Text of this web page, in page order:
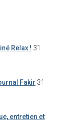
Relax ! 31
Fakir 31
entretien et